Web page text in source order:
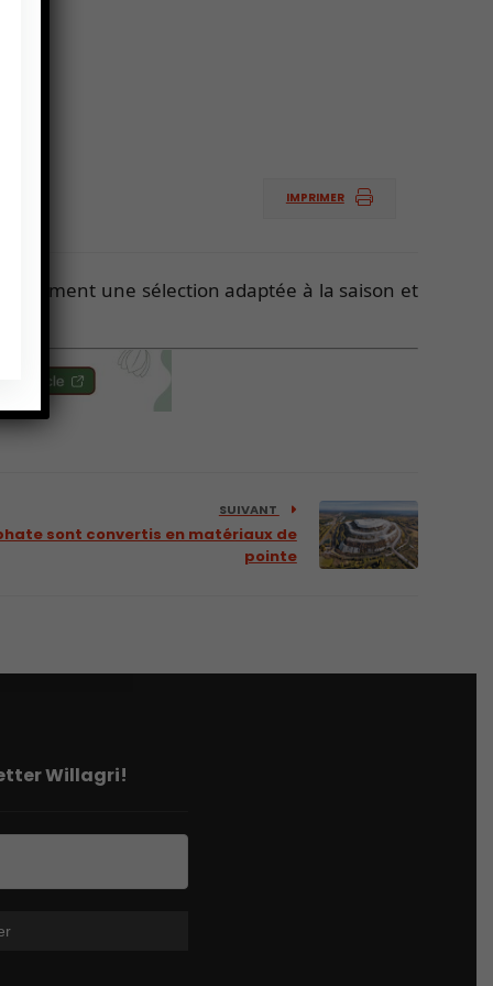
IMPRIMER
comment une sélection adaptée à la saison et
SUIVANT
sont convertis en matériaux de
pointe
Willagri!